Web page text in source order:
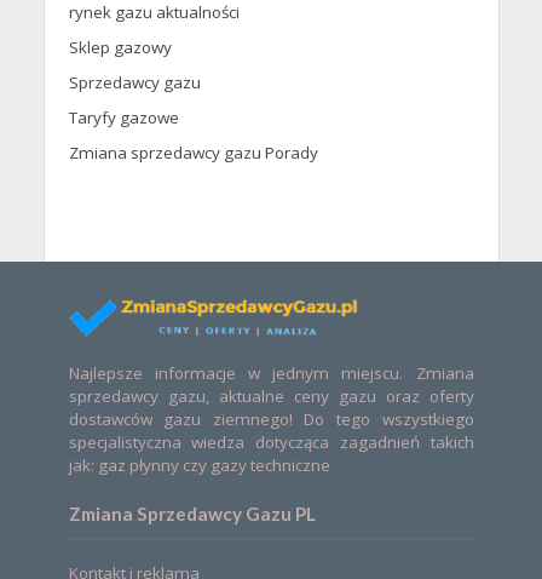
rynek gazu aktualności
Sklep gazowy
Sprzedawcy gazu
Taryfy gazowe
Zmiana sprzedawcy gazu Porady
Najlepsze informacje w jednym miejscu. Zmiana
sprzedawcy gazu, aktualne ceny gazu oraz oferty
dostawców gazu ziemnego! Do tego wszystkiego
specjalistyczna wiedza dotycząca zagadnień takich
jak: gaz płynny czy gazy techniczne
Zmiana Sprzedawcy Gazu PL
Kontakt i reklama